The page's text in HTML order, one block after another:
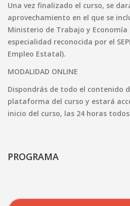
Una vez finalizado el curso, se
aprovechamiento en el que se
Ministerio de Trabajo y
especialidad reconocida por el
Empleo Estatal).
MODALIDAD ONLINE
Dispondrás de todo el contenido
plataforma del curso y estará
inicio del curso, las 24 horas
PROGRAMA